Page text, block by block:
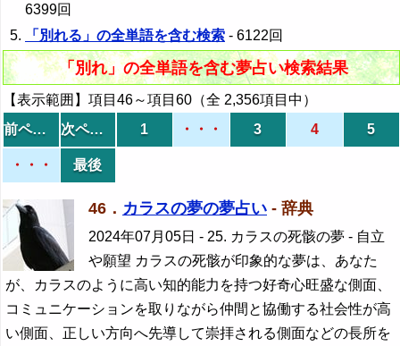
6399回
「別れる」の全単語を含む検索 - 6122回
「別れ」の全単語を含む夢占い検索結果
【表示範囲】項目46～項目60（全 2,356項目中）
前ページ
次ページ 1 ・・・ 3 4 5
・・・ 最後
46． カラスの夢の夢占い - 辞典
2024年07月05日 - 25. カラスの死骸の夢 - 自立
や願望 カラスの死骸が印象的な夢は、あなた
が、カラスのように高い知的能力を持つ好奇心旺盛な側面、
コミュニケーションを取りながら仲間と協働する社会性が高
い側面、正しい方向へ先導して崇拝される側面などの長所を